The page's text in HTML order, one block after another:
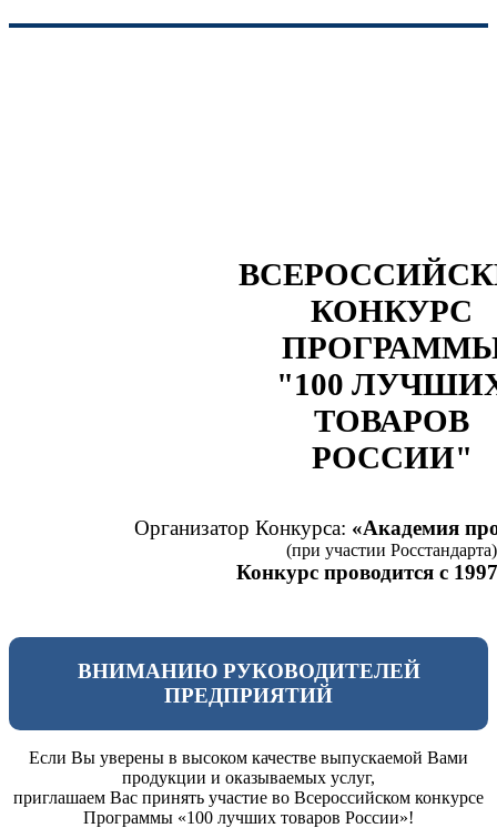
КОНКУРС
"100
ТОВАРОВ
РОССИИ"
Организатор Конкурса: «Академия
(при участии Росстандарта)
Конкурс проводится с
ВНИМАНИЮ РУКОВОДИТЕЛЕЙ
ПРЕДПРИЯТИЙ
Если Вы уверены в высоком качестве выпускаемой Вами
продукции и оказываемых услуг,
приглашаем Вас принять участие во Всероссийском конкурсе
Программы «100 лучших товаров России»!